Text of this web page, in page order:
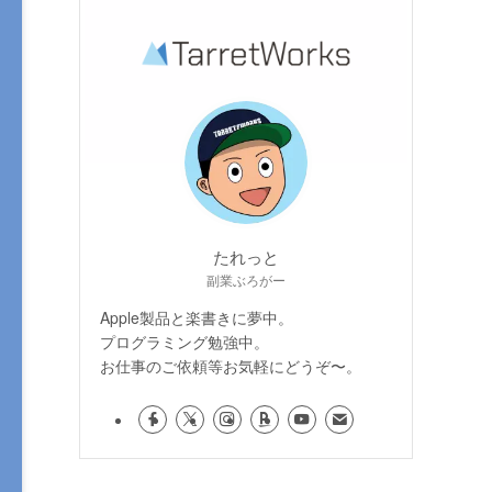
たれっと
副業ぶろがー
Apple製品と楽書きに夢中。
プログラミング勉強中。
お仕事のご依頼等お気軽にどうぞ〜。